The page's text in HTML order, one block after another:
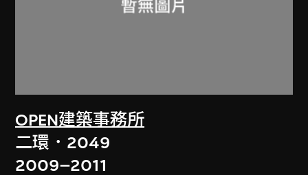
OPEN建築事務所
二環．2049
2009–2011